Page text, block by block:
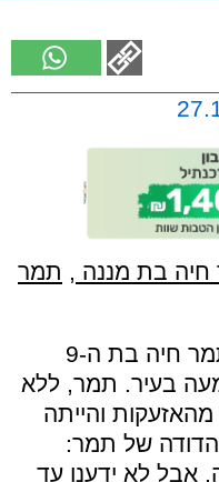
חיה בת מננה , תמר
שבוע חלף מאז התמוטטה תמר חיה בת ה-9
בעיר. תמר, ללא
והייתה
של תמר:
אבל לא ידענו עד